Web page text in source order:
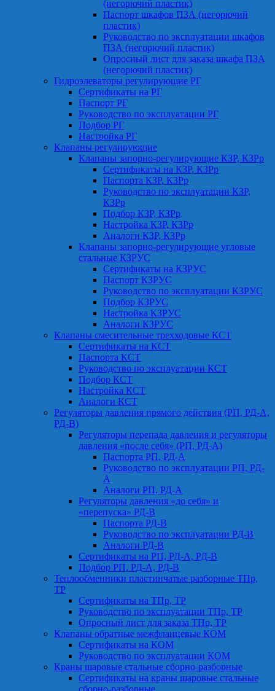
(негорючий пластик)
Паспорт шкафов ПЗА (негорючий
пластик)
Руководство по эксплуатации шкафов
ПЗА (негорючий пластик)
Опросный лист для заказа шкафа ПЗА
(негорючий пластик)
Гидроэлеваторы регулирующие РГ
Сертификаты на РГ
Паспорт РГ
Руководство по эксплуатации РГ
Подбор РГ
Настройка РГ
Клапаны регулирующие
Клапаны запорно-регулирующие КЗР, КЗРр
Сертификаты на КЗР, КЗРр
Паспорта КЗР, КЗРр
Руководство по эксплуатации КЗР,
КЗРр
Подбор КЗР, КЗРр
Настройка КЗР, КЗРр
Аналоги КЗР, КЗРр
Клапаны запорно-регулирующие угловые
стальные КЗРУС
Сертификаты на КЗРУС
Паспорт КЗРУС
Руководство по эксплуатации КЗРУС
Подбор КЗРУС
Настройка КЗРУС
Аналоги КЗРУС
Клапаны смесительные трехходовые КСТ
Сертификаты на КСТ
Паспорта КСТ
Руководство по эксплуатации КСТ
Подбор КСТ
Настройка КСТ
Аналоги КСТ
Регуляторы давления прямого действия (РП, РД-А,
РД-В)
Регуляторы перепада давления и регуляторы
давления «после себя» (РП, РД-А)
Паспорта РП, РД-А
Руководство по эксплуатации РП, РД-
А
Аналоги РП, РД-А
Регуляторы давления «до себя» и
«перепуска» РД-В
Паспорта РД-В
Руководство по эксплуатации РД-В
Аналоги РД-В
Сертификаты на РП, РД-А, РД-В
Подбор РП, РД-А, РД-В
Теплообменники пластинчатые разборные ТПр,
ТР
Сертификаты на ТПр, ТР
Руководство по эксплуатации ТПр, ТР
Опросный лист для заказа ТПр, ТР
Клапаны обратные межфланцевые КОМ
Сертификаты на КОМ
Руководство по эксплуатации КОМ
Краны шаровые стальные сборно-разборные
Сертификаты на краны шаровые стальные
сборно-разборные